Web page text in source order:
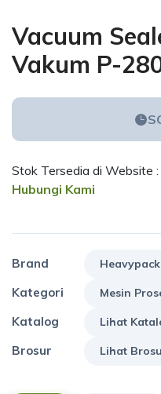
Vacuum
Vakum P-
Stok Tersedia di Website :
Hubungi Kami
Brand Heavypack
Kategori Mesin
Katalog Lihat
Brosur Lihat